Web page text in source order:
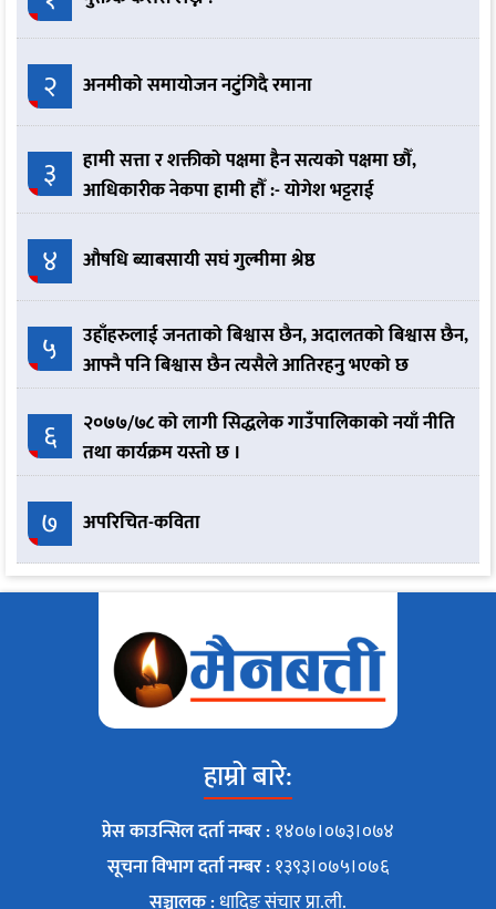
२ अनमीको समायोजन नटुंगिदै रमाना
३
हामी सत्ता र शक्तीको पक्षमा हैन सत्यको पक्षमा छौँ,
आधिकारीक नेकपा हामी हौँ :- योगेश भट्टराई
४ औषधि ब्याबसायी सघं गुल्मीमा श्रेष्ठ
५
उहाँहरुलाई जनताको बिश्वास छैन, अदालतको बिश्वास छैन,
आफ्नै पनि बिश्वास छैन त्यसैले आतिरहनु भएको छ
६
२०७७/७८ को लागी सिद्धलेक गाउँपालिकाको नयाँ नीति
तथा कार्यक्रम यस्तो छ ।
७ अपरिचित-कविता
हाम्रो बारे:
प्रेस काउन्सिल दर्ता नम्बर :१४०७।०७३।०७४
सूचना विभाग दर्ता नम्बर :१३९३।०७५।०७६
सञ्चालक :धादिङ संचार प्रा.ली.